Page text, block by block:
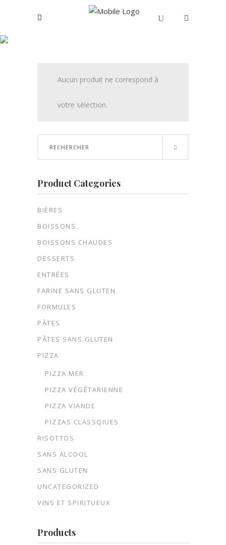
Aucun produit ne correspond à
votre sélection.
Product Categories
BIÈRES
BOISSONS
BOISSONS CHAUDES
DESSERTS
ENTRÉES
FARINE SANS GLUTEN
FORMULES
PÂTES
PÂTES SANS GLUTEN
PIZZA
PIZZA MER
PIZZA VÉGÉTARIENNE
PIZZA VIANDE
PIZZAS CLASSQIUES
RISOTTOS
SANS ALCOOL
SANS GLUTEN
UNCATEGORIZED
VINS ET SPIRITUEUX
Products